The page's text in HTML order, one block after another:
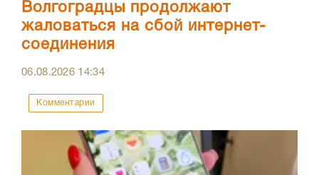
Волгоградцы продолжают
жаловаться на сбой интернет-
соединения
06.08.2026 14:34
Комментарии